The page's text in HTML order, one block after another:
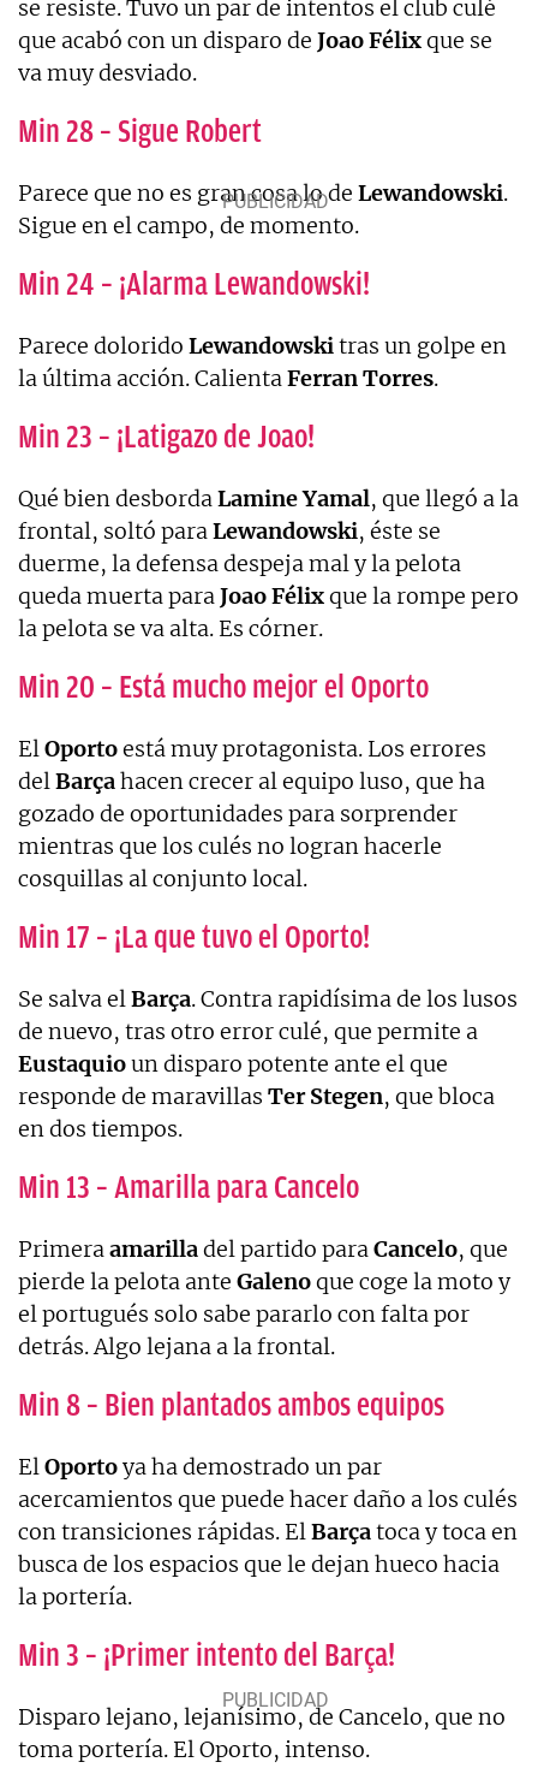
se resiste. Tuvo un par de intentos el club culé
que acabó con un disparo de Joao Félixque se
va muy desviado.
Min 28 – Sigue Robert
Parece que no es gran cosa lo de Lewandowski.
Sigue en el campo, de momento.
Min 24 – ¡Alarma Lewandowski!
Parece dolorido Lewandowskitras un golpe en
la última acción. CalientaFerranTorres.
Min 23 – ¡Latigazo de Joao!
Qué bien desbordaLamineYamal, que llegó a la
frontal, soltó paraLewandowski, éste se
duerme, la defensa despeja mal y la pelota
queda muerta paraJoaoFélixque la rompe pero
la pelota se va alta. Es córner.
Min 20 – Está mucho mejor el Oporto
ElOportoestá muy protagonista. Los errores
delBarçahacen crecer al equipo luso, que ha
gozado de oportunidades para sorprender
mientras que los culés no logran hacerle
cosquillas al conjunto local.
Min 17 – ¡La que tuvo el Oporto!
Se salva elBarça. Contra rapidísima de los lusos
de nuevo, tras otro error culé, que permite a
Eustaquioun disparo potente ante el que
responde de maravillas Ter Stegen, que bloca
en dos tiempos.
Min 13 – Amarilla para Cancelo
Primeraamarilladel partido paraCancelo, que
pierde la pelota ante Galenoque coge la moto y
el portugués solo sabe pararlo con falta por
detrás. Algo lejana a la frontal.
Min 8 – Bien plantados ambos equipos
ElOportoya ha demostrado un par
acercamientos que puede hacer daño a los culés
con transiciones rápidas. ElBarçatoca y toca en
busca de los espacios que le dejan hueco hacia
la portería.
Min 3 – ¡Primer intento del Barça!
Disparo lejano, lejanísimo, de Cancelo, que no
toma portería. El Oporto, intenso.